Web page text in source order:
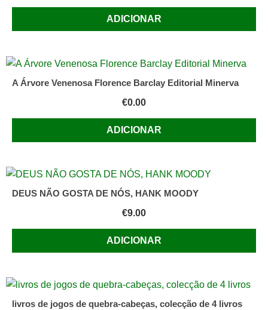
ADICIONAR
A Árvore Venenosa Florence Barclay Editorial Minerva
€0.00
ADICIONAR
DEUS NÃO GOSTA DE NÓS, HANK MOODY
€9.00
ADICIONAR
livros de jogos de quebra-cabeças, colecção de 4 livros